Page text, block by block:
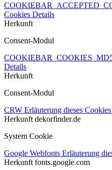
Cookies Details
Herkunft
Consent-Modul
Details
Herkunft
Consent-Modul
CRW Erläuterung dieses Cookies
Herkunft dekorfinder.de
System Cookie
Google Webfonts Erläuterung
Herkunft fonts.google.com